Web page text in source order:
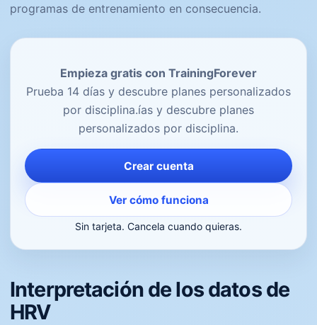
programas de entrenamiento en consecuencia.
Empieza gratis con TrainingForever
Prueba 14 días y descubre planes personalizados
por disciplina.ías y descubre planes
personalizados por disciplina.
Crear cuenta
Ver cómo funciona
Sin tarjeta. Cancela cuando quieras.
Interpretación de los datos de
HRV